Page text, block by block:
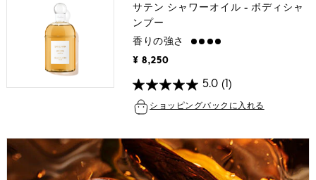
サテン シャワーオイル - ボディシャ
ンプー
香りの強さ
strong
¥ 8,250
5.0 (1)
ショッピングバックに入れる